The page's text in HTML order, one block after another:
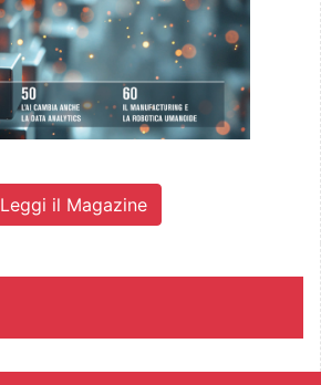
Leggi il Magazine